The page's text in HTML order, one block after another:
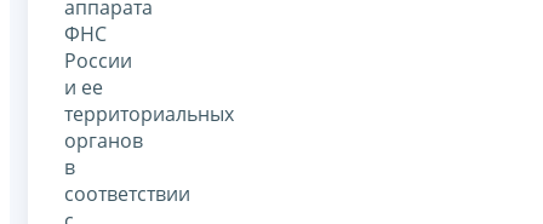
аппарата
ФНС
России
и ее
территориальных
органов
в
соответствии